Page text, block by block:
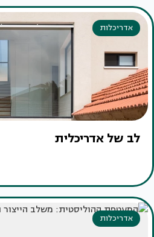
אדריכלות
לב של אדריכלית
אדריכלות